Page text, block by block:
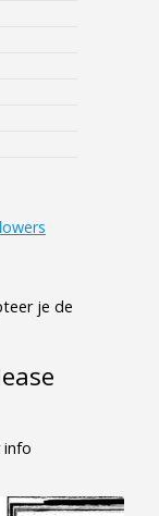
je de
info